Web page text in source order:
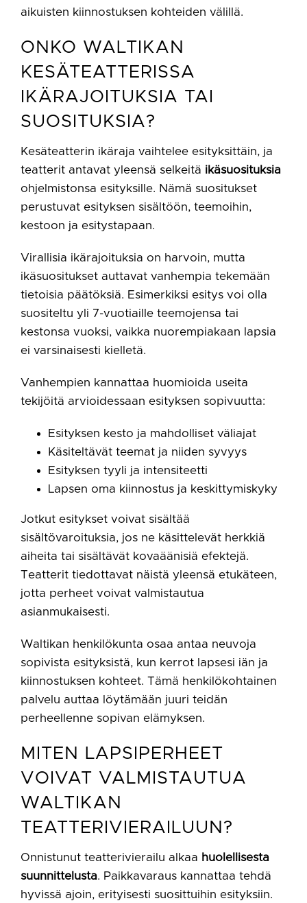
aikuisten kiinnostuksen kohteiden välillä.
ONKO WALTIKAN
KESÄTEATTERISSA
IKÄRAJOITUKSIA TAI
SUOSITUKSIA?
Kesäteatterin ikäraja vaihtelee esityksittäin, ja
teatterit antavat yleensä selkeitä ikäsuosituksia
ohjelmistonsa esityksille. Nämä suositukset
perustuvat esityksen sisältöön, teemoihin,
kestoon ja esitystapaan.
Virallisia ikärajoituksia on harvoin, mutta
ikäsuositukset auttavat vanhempia tekemään
tietoisia päätöksiä. Esimerkiksi esitys voi olla
suositeltu yli 7-vuotiaille teemojensa tai
kestonsa vuoksi, vaikka nuorempiakaan lapsia
ei varsinaisesti kielletä.
Vanhempien kannattaa huomioida useita
tekijöitä arvioidessaan esityksen sopivuutta:
Esityksen kesto ja mahdolliset väliajat
Käsiteltävät teemat ja niiden syvyys
Esityksen tyyli ja intensiteetti
Lapsen oma kiinnostus ja keskittymiskyky
Jotkut esitykset voivat sisältää
sisältövaroituksia, jos ne käsittelevät herkkiä
aiheita tai sisältävät kovaäänisiä efektejä.
Teatterit tiedottavat näistä yleensä etukäteen,
jotta perheet voivat valmistautua
asianmukaisesti.
Waltikan henkilökunta osaa antaa neuvoja
sopivista esityksistä, kun kerrot lapsesi iän ja
kiinnostuksen kohteet. Tämä henkilökohtainen
palvelu auttaa löytämään juuri teidän
perheellenne sopivan elämyksen.
MITEN LAPSIPERHEET
VOIVAT VALMISTAUTUA
WALTIKAN
TEATTERIVIERAILUUN?
Onnistunut teatterivierailu alkaa huolellisesta
suunnittelusta. Paikkavaraus kannattaa tehdä
hyvissä ajoin, erityisesti suosittuihin esityksiin.